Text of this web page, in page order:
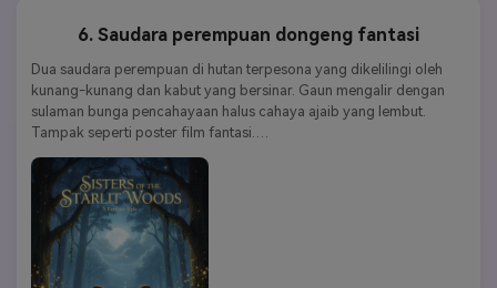
6. Saudara perempuan dongeng fantasi
Dua saudara perempuan di hutan terpesona yang dikelilingi oleh
kunang-kunang dan kabut yang bersinar. Gaun mengalir dengan
sulaman bunga pencahayaan halus cahaya ajaib yang lembut.
Tampak seperti poster film fantasi.
Kata kunci gaya:Fantasi | aneh | halus | seperti mimpi | ajaib